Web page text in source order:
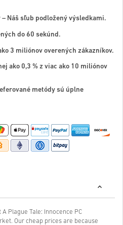
Náš sľub podložený výsledkami.
do 60 sekúnd.
3 miliónov overených zákazníkov.
ako 0,3 % z viac ako 10 miliónov
metódy sú úplne
Plague Tale: Innocence PC
Our cheap prices are because